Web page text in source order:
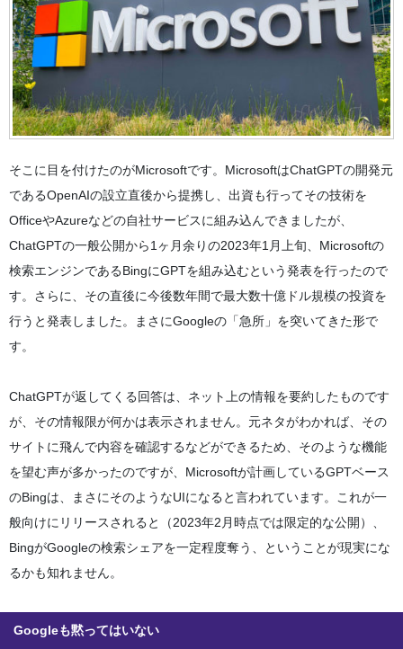
そこに目を付けたのがMicrosoftです。MicrosoftはChatGPTの開発元
であるOpenAIの設立直後から提携し、出資も行ってその技術を
OfficeやAzureなどの自社サービスに組み込んできましたが、
ChatGPTの一般公開から1ヶ月余りの2023年1月上旬、Microsoftの
検索エンジンであるBingにGPTを組み込むという発表を行ったので
す。さらに、その直後に今後数年間で最大数十億ドル規模の投資を
行うと発表しました。まさにGoogleの「急所」を突いてきた形で
す。
ChatGPTが返してくる回答は、ネット上の情報を要約したものです
が、その情報限が何かは表示されません。元ネタがわかれば、その
サイトに飛んで内容を確認するなどができるため、そのような機能
を望む声が多かったのですが、Microsoftが計画しているGPTベース
のBingは、まさにそのようなUIになると言われています。これが一
般向けにリリースされると（2023年2月時点では限定的な公開）、
BingがGoogleの検索シェアを一定程度奪う、ということが現実にな
るかも知れません。
Googleも黙ってはいない